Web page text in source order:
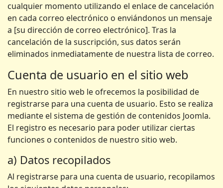
cualquier momento utilizando el enlace de cancelación
en cada correo electrónico o enviándonos un mensaje
a [su dirección de correo electrónico]. Tras la
cancelación de la suscripción, sus datos serán
eliminados inmediatamente de nuestra lista de correo.
Cuenta de usuario en el sitio web
En nuestro sitio web le ofrecemos la posibilidad de
registrarse para una cuenta de usuario. Esto se realiza
mediante el sistema de gestión de contenidos Joomla.
El registro es necesario para poder utilizar ciertas
funciones o contenidos de nuestro sitio web.
a) Datos recopilados
Al registrarse para una cuenta de usuario, recopilamos